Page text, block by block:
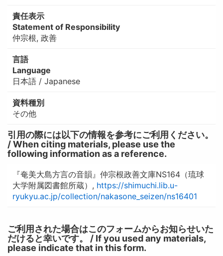
責任表示
Statement of Responsibility
仲宗根, 政善
言語
Language
日本語 / Japanese
資料種別
その他
引用の際には以下の情報を参考にご利用ください。
/ When citing materials, please use the
following information as a reference.
『奄美大島方言の音韻』仲宗根政善文庫NS164（琉球
大学附属図書館所蔵）, https://shimuchi.lib.u-
ryukyu.ac.jp/collection/nakasone_seizen/ns16401
ご利用された場合はこのフォームからお知らせいた
だけると幸いです。 / If you used any materials,
please indicate that in this form.